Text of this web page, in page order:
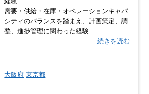
需要・供給・在庫・オペレーションキャパ
シティのバランスを踏まえ、計画策定、調
整、進捗管理に関わった経験
…続きを読む
大阪府 東京都